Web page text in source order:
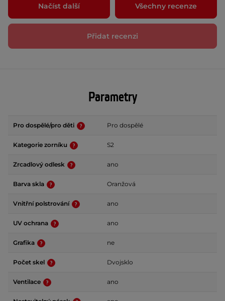
Načíst další Všechny recenze
Přidat recenzi
Parametry
Pro dospělé/pro děti Pro dospělé
Kategorie zorníku S2
Zrcadlový odlesk ano
Barva skla Oranžová
Vnitřní polstrování ano
UV ochrana ano
Grafika ne
Počet skel Dvojsklo
Ventilace ano